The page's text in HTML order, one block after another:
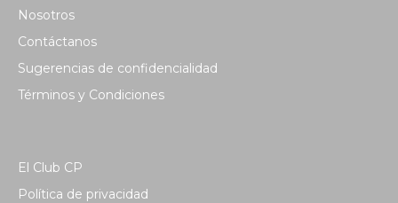
Nosotros
Contáctanos
Sugerencias de confidencialidad
Términos y Condiciones
El Club CP
Política de privacidad